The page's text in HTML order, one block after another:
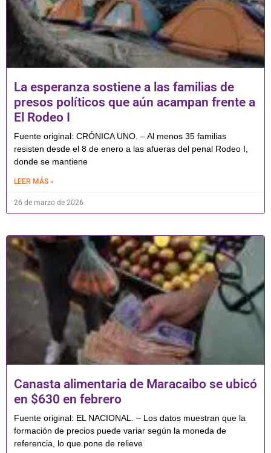
La esperanza sostiene a las familias de
presos políticos que aún acampan frente a
El Rodeo I
Fuente original: CRÓNICA UNO. – Al menos 35 familias
resisten desde el 8 de enero a las afueras del penal Rodeo I,
donde se mantiene
LEER MÁS »
26 de marzo de 2026
Canasta alimentaria de Maracaibo se ubicó
en $630 en febrero
Fuente original: EL NACIONAL. – Los datos muestran que la
formación de precios puede variar según la moneda de
referencia, lo que pone de relieve